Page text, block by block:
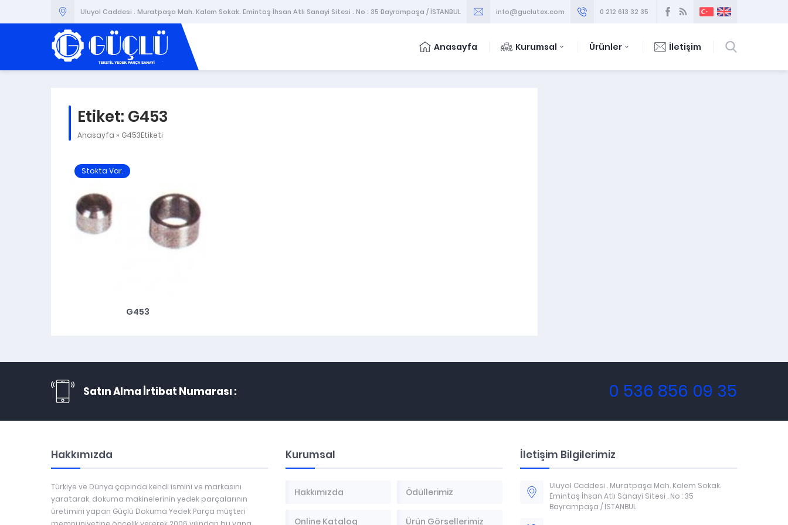
Uluyol Caddesi . Muratpaşa Mah. Kalem Sokak. Emintaş İhsan Atlı Sanayi Sitesi . No : 35 Bayrampaşa / İSTANBUL info@guclutex.com 0 212 613 32 35
Anasayfa Kurumsal Ürünler İletişim
Etiket: G453
Anasayfa » G453Etiketi
Stokta Var.
G453
Satın Alma İrtibat Numarası : 0 536 856 09 35
Hakkımızda
Türkiye ve Dünya çapında kendi ismini ve markasını
yaratarak, dokuma makinelerinin yedek parçalarının
üretimini yapan Güçlü Dokuma Yedek Parça müşteri
Kurumsal
Hakkımızda Ödüllerimiz
Online Katalog Ürün Görsellerimiz
İletişim Bilgilerimiz
Uluyol Caddesi . Muratpaşa Mah. Kalem Sokak.
Emintaş İhsan Atlı Sanayi Sitesi . No : 35
Bayrampaşa / İSTANBUL